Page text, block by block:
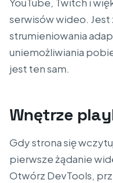
serwisów wideo.
strumieniowania
uniemożliwiania
jest ten sam.
Wnętrze
Gdy strona się
pierwsze żądanie
Otwórz DevTools,